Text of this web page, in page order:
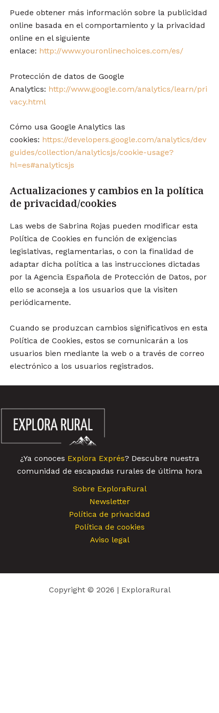
Puede obtener más información sobre la publicidad
online basada en el comportamiento y la privacidad
online en el siguiente
enlace: http://www.youronlinechoices.com/es/
Protección de datos de Google
Analytics: http://www.google.com/analytics/learn/pri
vacy.html
Cómo usa Google Analytics las
cookies: https://developers.google.com/analytics/dev
guides/collection/analyticsjs/cookie-usage?
hl=es#analyticsjs
Actualizaciones y cambios en la política
de privacidad/cookies
Las webs de Sabrina Rojas pueden modificar esta
Política de Cookies en función de exigencias
legislativas, reglamentarias, o con la finalidad de
adaptar dicha política a las instrucciones dictadas
por la Agencia Española de Protección de Datos, por
ello se aconseja a los usuarios que la visiten
periódicamente.
Cuando se produzcan cambios significativos en esta
Política de Cookies, estos se comunicarán a los
usuarios bien mediante la web o a través de correo
electrónico a los usuarios registrados.
¿Ya conoces Explora Exprés? Descubre nuestra
comunidad de escapadas rurales de última hora
Sobre ExploraRural
Newsletter
Política de privacidad
Política de cookies
Aviso legal
Copyright © 2026 | ExploraRural